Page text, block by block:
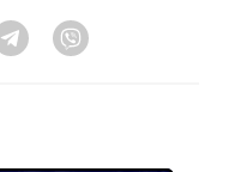
Telegram